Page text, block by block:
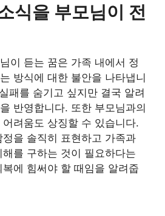
식을 부모님이 전
이 듣는 꿈은 가족 내에서 정
방식에 대한 불안을 나타냅니
패를 숨기고 싶지만 결국 알려
반영합니다. 또한 부모님과의
려움도 상징할 수 있습니다.
을 솔직히 표현하고 가족과
를 구하는 것이 필요하다는
에 힘써야 할 때임을 알려줍